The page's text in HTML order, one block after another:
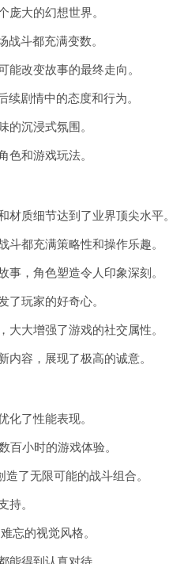
庞大的幻想世界。
战斗都充满变数。
能改变故事的最终走向。
剧情中的态度和行为。
的沉浸式氛围。
色和游戏玩法。
质细节达到了业界顶尖水平。
都充满策略性和操作乐趣。
，角色塑造令人印象深刻。
了玩家的好奇心。
大增强了游戏的社交属性。
内容，展现了极高的诚意。
化了性能表现。
百小时的游戏体验。
了无限可能的战斗组合。
持。
忘的视觉风格。